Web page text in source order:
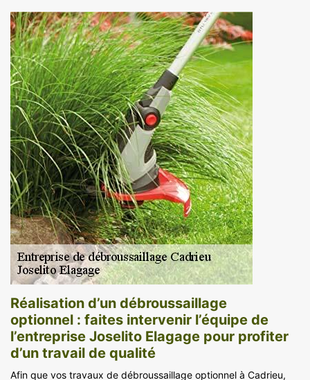
Réalisation d’un débroussaillage
optionnel : faites intervenir l’équipe de
l’entreprise Joselito Elagage pour profiter
d’un travail de qualité
Afin que vos travaux de débroussaillage optionnel à Cadrieu,